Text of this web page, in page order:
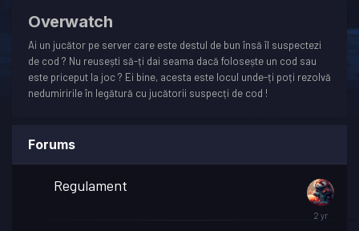
Overwatch
Ai un jucător pe server care este destul de bun însă îl suspectezi
de cod ? Nu reusești să-ți dai seama dacă folosește un cod sau
este priceput la joc ? Ei bine, acesta este locul unde-ți poți rezolvă
nedumiririle în legătură cu jucătorii suspecți de cod !
Forums
Regulament